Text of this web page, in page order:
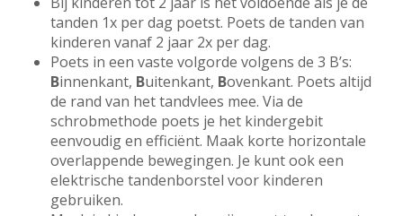
tanden 1x per dag poetst. Poets de tanden van
kinderen vanaf 2 jaar 2x per dag.
Poets in een vaste volgorde volgens de 3 B’s:
Binnenkant, Buitenkant, Bovenkant. Poets altijd
de rand van het tandvlees mee. Via de
schrobmethode poets je het kindergebit
eenvoudig en efficiënt. Maak korte horizontale
overlappende bewegingen. Je kunt ook een
elektrische tandenborstel voor kinderen
gebruiken.